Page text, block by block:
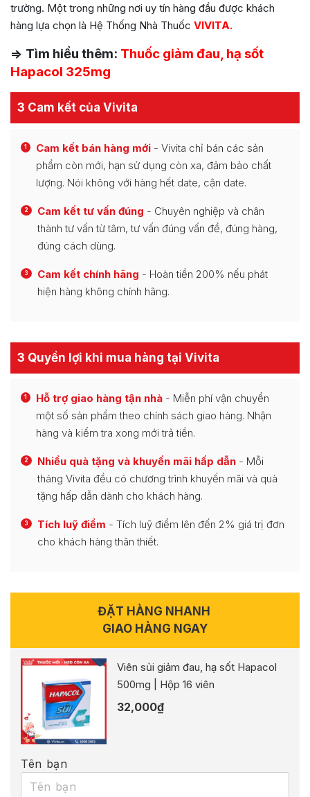
trường. Một trong những nơi uy tín hàng đầu được khách
hàng lựa chọn là Hệ Thống Nhà Thuốc VIVITA.
=> Tìm hiểu thêm: Thuốc giảm đau, hạ sốt
Hapacol 325mg
3 Cam kết của Vivita
1 Cam kết bán hàng mới - Vivita chỉ bán các sản
phẩm còn mới, hạn sử dụng còn xa, đảm bảo chất
lượng. Nói không với hàng hết date, cận date.
2 Cam kết tư vấn đúng - Chuyên nghiệp và chân
thành tư vấn từ tâm, tư vấn đúng vấn đề, đúng hàng,
đúng cách dùng.
3 Cam kết chính hãng - Hoàn tiền 200% nếu phát
hiện hàng không chính hãng.
3 Quyền lợi khi mua hàng tại Vivita
1 Hỗ trợ giao hàng tận nhà - Miễn phí vận chuyển
một số sản phẩm theo chính sách giao hàng. Nhận
hàng và kiểm tra xong mới trả tiền.
2 Nhiều quà tặng và khuyến mãi hấp dẫn - Mỗi
tháng Vivita đều có chương trình khuyến mãi và quà
tặng hấp dẫn dành cho khách hàng.
3 Tích luỹ điểm - Tích luỹ điểm lên đến 2% giá trị đơn
cho khách hàng thân thiết.
ĐẶT HÀNG NHANH
GIAO HÀNG NGAY
Viên sủi giảm đau, hạ sốt Hapacol
500mg | Hộp 16 viên
32,000₫
Tên bạn